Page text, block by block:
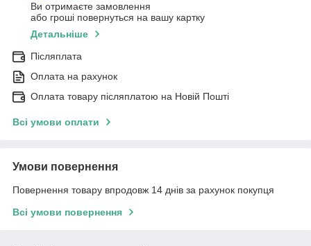
Ви отримаєте замовлення
або гроші повернуться на вашу картку
Детальніше
Післяплата
Оплата на рахунок
Оплата товару післяплатою на Новій Пошті
Всі умови оплати
Умови повернення
Повернення товару впродовж 14 днів за рахунок покупця
Всі умови повернення